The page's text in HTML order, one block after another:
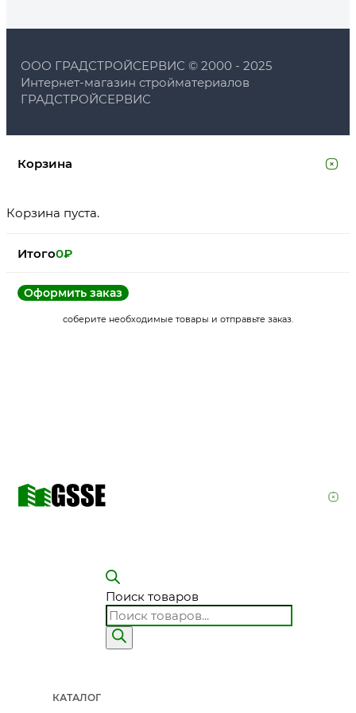
ООО ГРАДСТРОЙСЕРВИС © 2000 - 2025
Интернет-магазин стройматериалов
ГРАДСТРОЙСЕРВИС
Корзина
Корзина пуста.
Итого0₽
Оформить заказ
соберите необходимые товары и отправьте заказ.
Поиск товаров
КАТАЛОГ